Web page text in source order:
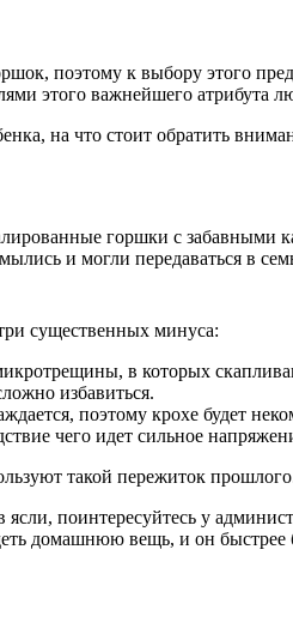
поэтому к выбору этого
этого важнейшего
на что стоит обратить
горшки с
и могли передаваться в
существенных минуса:
в которых
избавиться.
поэтому крохе будет
чего идет сильное
такой пережиток
поинтересуйтесь у
домашнюю вещь, и он быстрее